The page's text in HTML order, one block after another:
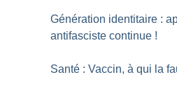
Génération identitaire :
antifasciste continue !
Santé : Vaccin, à qui la